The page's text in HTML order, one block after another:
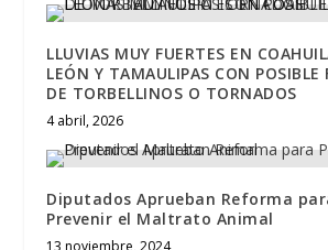
LLUVIAS MUY FUERTES EN
LEÓN Y TAMAULIPAS CON POSIBLE
DE TORBELLINOS O TORNADOS
4 abril, 2026
Diputados Aprueban Reforma
Prevenir el Maltrato Animal